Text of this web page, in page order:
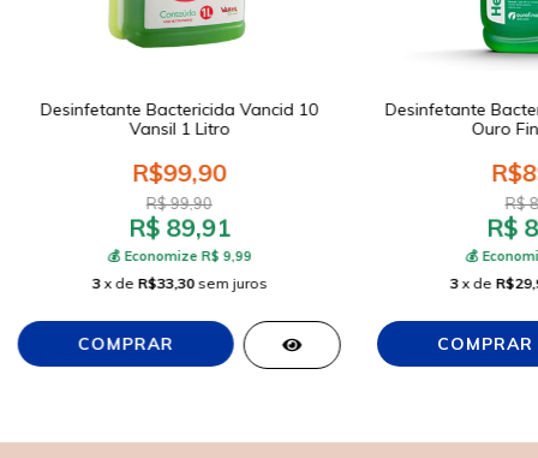
Desinfetante Bactericida Vancid 10
Vansil 1 Litro
R$99,90
R$ 99,90
R$ 89,91
💰 Economize R$ 9,99
3 x de R$33,30 sem juros
Desinfetante
Ouro
R$
R$
💰
3 x de